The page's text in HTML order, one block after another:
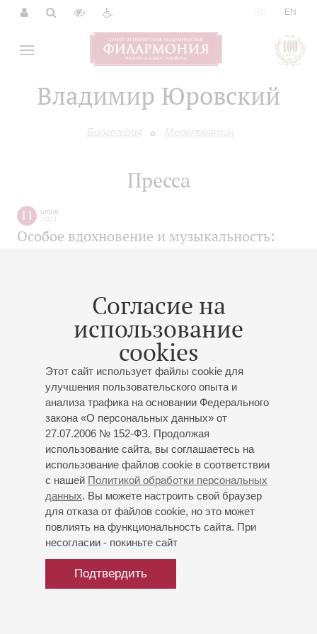
EN
Владимир Юровский
Биография Мероприятия
Согласие на
использование
cookies
Этот сайт использует файлы cookie для
улучшения пользовательского опыта и
анализа трафика на основании Федерального
закона «О персональных данных» от
27.07.2006 № 152-ФЗ. Продолжая
использование сайта, вы соглашаетесь на
использование файлов cookie в соответствии
с нашей Политикой обработки персональных
данных. Вы можете настроить свой браузер
для отказа от файлов cookie, но это может
повлиять на функциональность сайта. При
несогласии - покиньте сайт
Подтвердить
Пресса
11
июня
Особое вдохновение и музыкальность: